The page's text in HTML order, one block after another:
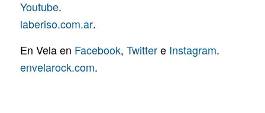
Youtube.
laberiso.com.ar.
En Vela en Facebook, Twittere Instagram.
envelarock.com.